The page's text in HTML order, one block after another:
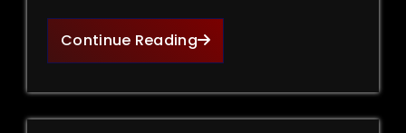
Continue Reading